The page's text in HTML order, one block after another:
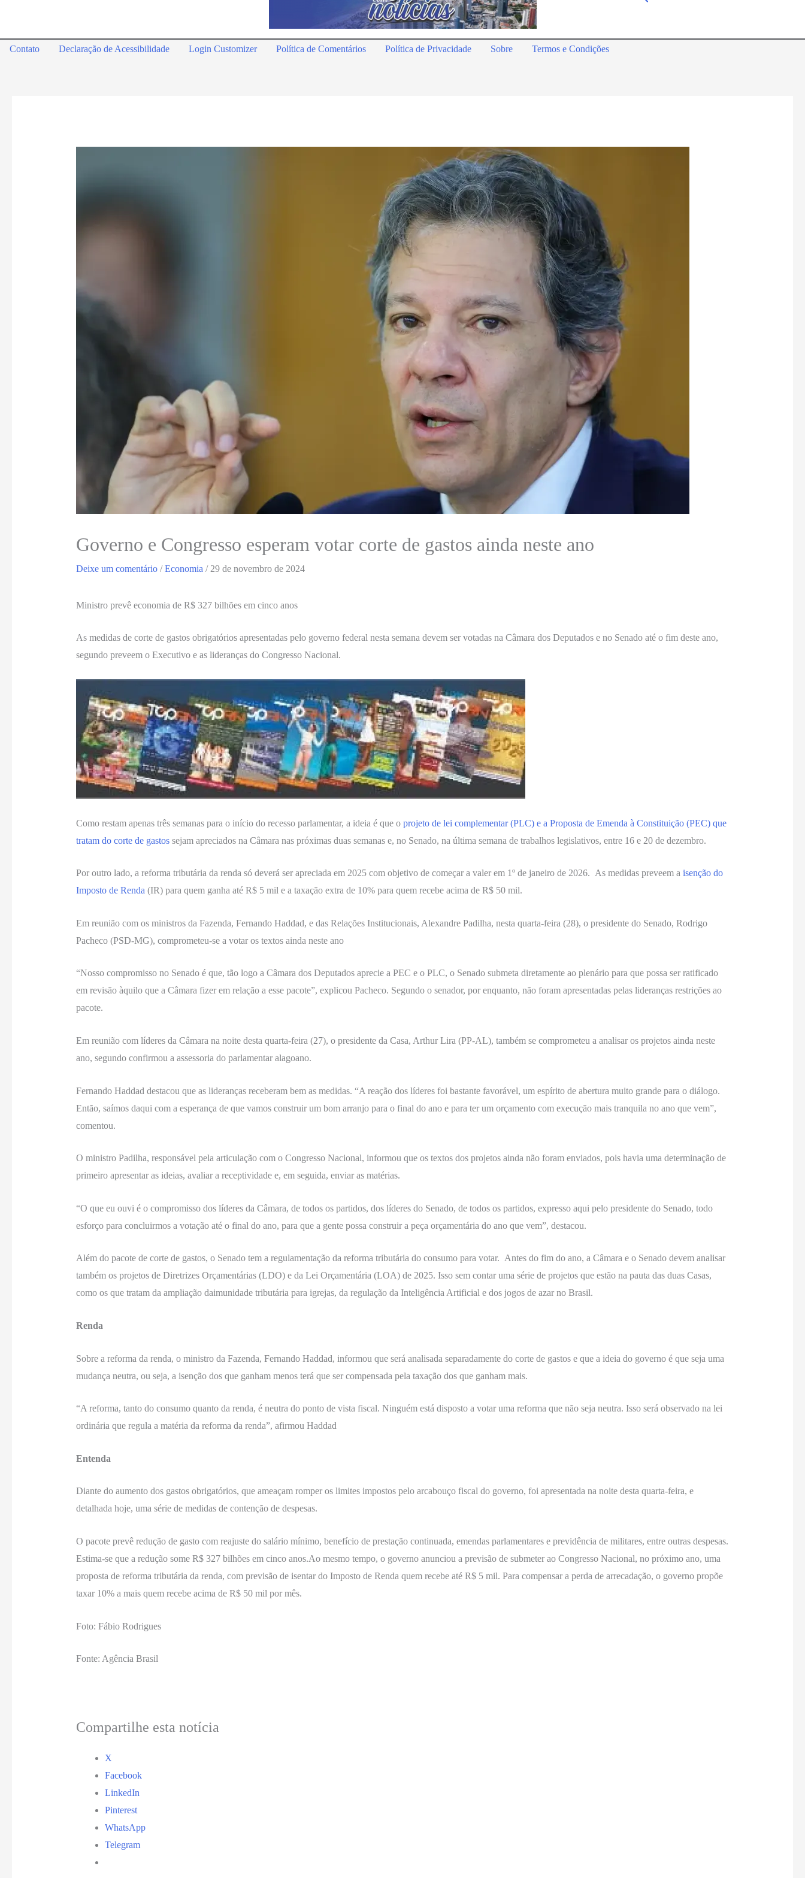
Contato Declaração de Acessibilidade Login Customizer Política de Comentários Política de Privacidade Sobre Termos e Condições
Governo e Congresso esperam votar corte de gastos ainda neste ano
Deixe um comentário /Economia / 29 de novembro de 2024
Ministro prevê economia de R$ 327 bilhões em cinco anos
As medidas de corte de gastos obrigatórios apresentadas pelo governo federal nesta semana devem ser votadas na Câmara dos Deputados e no Senado até o fim deste ano,
segundo preveem o Executivo e as lideranças do Congresso Nacional.
Como restam apenas três semanas para o início do recesso parlamentar, a ideia é que o projeto de lei complementar (PLC) e a Proposta de Emenda à Constituição (PEC) que
tratam do corte de gastossejam apreciados na Câmara nas próximas duas semanas e, no Senado, na última semana de trabalhos legislativos, entre 16 e 20 de dezembro.
Por outro lado, a reforma tributária da renda só deverá ser apreciada em 2025 com objetivo de começar a valer em 1º de janeiro de 2026. As medidas preveem a isenção do
Imposto de Renda (IR) para quem ganha até R$ 5 mil e a taxação extra de 10% para quem recebe acima de R$ 50 mil.
Em reunião com os ministros da Fazenda, Fernando Haddad, e das Relações Institucionais, Alexandre Padilha, nesta quarta-feira (28), o presidente do Senado, Rodrigo
Pacheco (PSD-MG), comprometeu-se a votar os textos ainda neste ano
“Nosso compromisso no Senado é que, tão logo a Câmara dos Deputados aprecie a PEC e o PLC, o Senado submeta diretamente ao plenário para que possa ser ratificado
em revisão àquilo que a Câmara fizer em relação a esse pacote”, explicou Pacheco. Segundo o senador, por enquanto, não foram apresentadas pelas lideranças restrições ao
pacote.
Em reunião com líderes da Câmara na noite desta quarta-feira (27), o presidente da Casa, Arthur Lira (PP-AL), também se comprometeu a analisar os projetos ainda neste
ano, segundo confirmou a assessoria do parlamentar alagoano.
Fernando Haddad destacou que as lideranças receberam bem as medidas. “A reação dos líderes foi bastante favorável, um espírito de abertura muito grande para o diálogo.
Então, saímos daqui com a esperança de que vamos construir um bom arranjo para o final do ano e para ter um orçamento com execução mais tranquila no ano que vem”,
comentou.
O ministro Padilha, responsável pela articulação com o Congresso Nacional, informou que os textos dos projetos ainda não foram enviados, pois havia uma determinação de
primeiro apresentar as ideias, avaliar a receptividade e, em seguida, enviar as matérias.
“O que eu ouvi é o compromisso dos líderes da Câmara, de todos os partidos, dos líderes do Senado, de todos os partidos, expresso aqui pelo presidente do Senado, todo
esforço para concluirmos a votação até o final do ano, para que a gente possa construir a peça orçamentária do ano que vem”, destacou.
Além do pacote de corte de gastos, o Senado tem a regulamentação da reforma tributária do consumo para votar. Antes do fim do ano, a Câmara e o Senado devem analisar
também os projetos de Diretrizes Orçamentárias (LDO) e da Lei Orçamentária (LOA) de 2025. Isso sem contar uma série de projetos que estão na pauta das duas Casas,
como os que tratam da ampliação daimunidade tributária para igrejas, da regulação da Inteligência Artificial e dos jogos de azar no Brasil.
Renda
Sobre a reforma da renda, o ministro da Fazenda, Fernando Haddad, informou que será analisada separadamente do corte de gastos e que a ideia do governo é que seja uma
mudança neutra, ou seja, a isenção dos que ganham menos terá que ser compensada pela taxação dos que ganham mais.
“A reforma, tanto do consumo quanto da renda, é neutra do ponto de vista fiscal. Ninguém está disposto a votar uma reforma que não seja neutra. Isso será observado na lei
ordinária que regula a matéria da reforma da renda”, afirmou Haddad
Entenda
Diante do aumento dos gastos obrigatórios, que ameaçam romper os limites impostos pelo arcabouço fiscal do governo, foi apresentada na noite desta quarta-feira, e
detalhada hoje, uma série de medidas de contenção de despesas.
O pacote prevê redução de gasto com reajuste do salário mínimo, benefício de prestação continuada, emendas parlamentares e previdência de militares, entre outras despesas.
Estima-se que a redução some R$ 327 bilhões em cinco anos.Ao mesmo tempo, o governo anunciou a previsão de submeter ao Congresso Nacional, no próximo ano, uma
proposta de reforma tributária da renda, com previsão de isentar do Imposto de Renda quem recebe até R$ 5 mil. Para compensar a perda de arrecadação, o governo propõe
taxar 10% a mais quem recebe acima de R$ 50 mil por mês.
Foto: Fábio Rodrigues
Fonte: Agência Brasil
Compartilhe esta notícia
X
Facebook
LinkedIn
Pinterest
WhatsApp
Telegram